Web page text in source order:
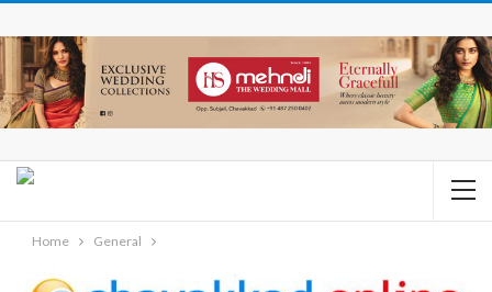
Home General